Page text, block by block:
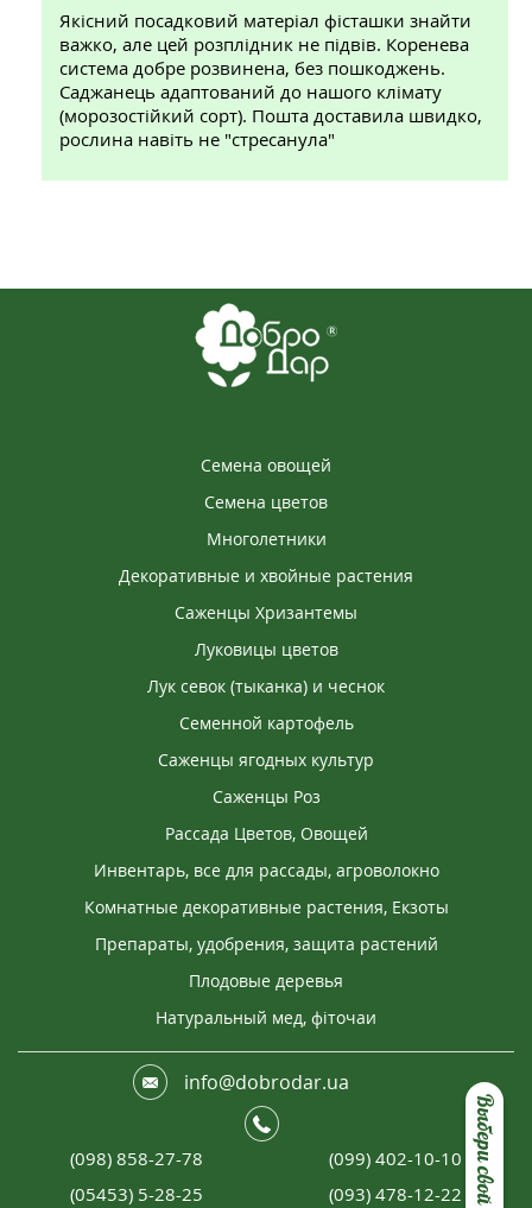
Якісний посадковий матеріал фісташки знайти
важко, але цей розплідник не підвів. Коренева
система добре розвинена, без пошкоджень.
Саджанець адаптований до нашого клімату
(морозостійкий сорт). Пошта доставила швидко,
рослина навіть не "стресанула"
Семена овощей
Семена цветов
Многолетники
Декоративные и хвойные растения
Саженцы Хризантемы
Луковицы цветов
Лук севок (тыканка) и чеснок
Семенной картофель
Саженцы ягодных культур
Саженцы Роз
Рассада Цветов, Овощей
Инвентарь, все для рассады, агроволокно
Комнатные декоративные растения, Екзоты
Препараты, удобрения, защита растений
Плодовые деревья
Натуральный мед, фіточаи
info@dobrodar.ua
(098) 858-27-78
(099) 402-10-10
(05453) 5-28-25
(093) 478-12-22